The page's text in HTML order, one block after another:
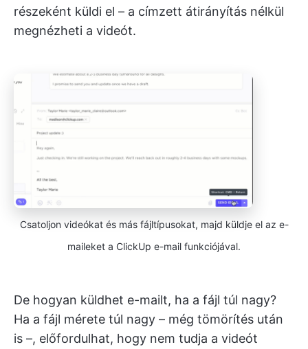
részeként küldi el – a címzett átirányítás nélkül
megnézheti a videót.
Csatoljon videókat és más fájltípusokat, majd küldje el az e-
maileket a ClickUp e-mail funkciójával.
De hogyan küldhet e-mailt, ha a fájl túl nagy?
Ha a fájl mérete túl nagy – még tömörítés után
is –, előfordulhat, hogy nem tudja a videót